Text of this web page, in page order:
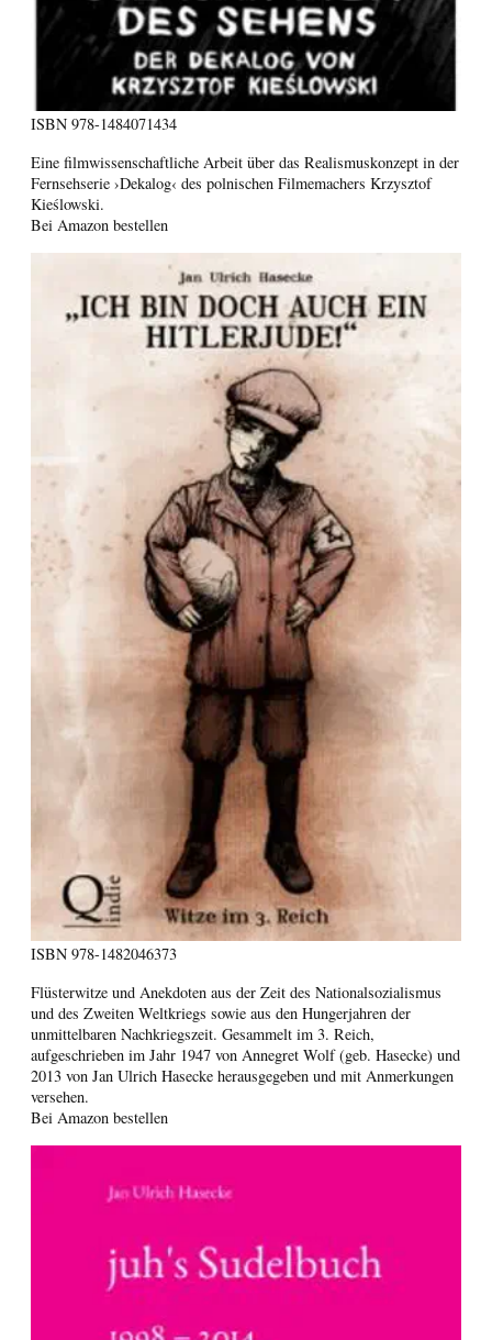
ISBN 978-1484071434
Eine filmwissenschaftliche Arbeit über das Realismuskonzept in der
Fernsehserie ›Dekalog‹ des polnischen Filmemachers Krzysztof
Kieślowski.
Bei Amazon bestellen
ISBN 978-1482046373
Flüsterwitze und Anekdoten aus der Zeit des Nationalsozialismus
und des Zweiten Weltkriegs sowie aus den Hungerjahren der
unmittelbaren Nachkriegszeit. Gesammelt im 3. Reich,
aufgeschrieben im Jahr 1947 von Annegret Wolf (geb. Hasecke) und
2013 von Jan Ulrich Hasecke herausgegeben und mit Anmerkungen
versehen.
Bei Amazon bestellen